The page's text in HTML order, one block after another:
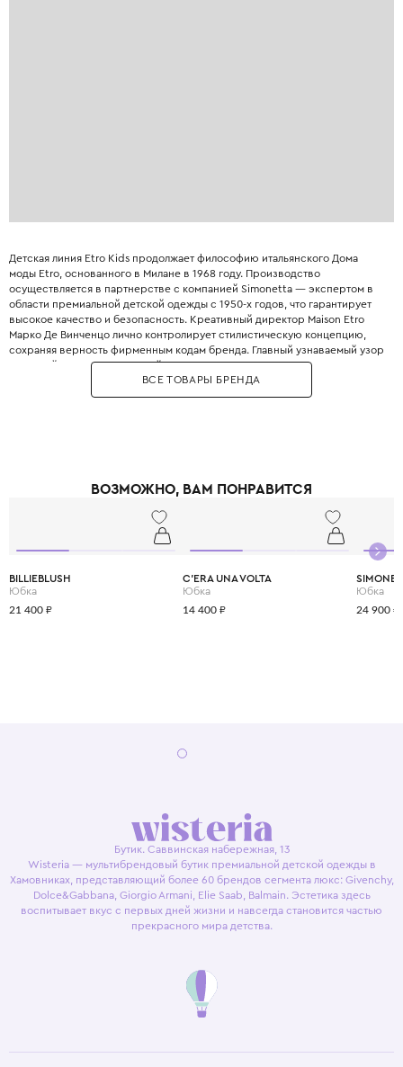
Детская линия Etro Kids продолжает философию итальянского Дома
моды Etro, основанного в Милане в 1968 году. Производство
осуществляется в партнерстве с компанией Simonetta — экспертом в
области премиальной детской одежды с 1950-х годов, что гарантирует
высокое качество и безопасность. Креативный директор Maison Etro
Марко Де Винченцо лично контролирует стилистическую концепцию,
сохраняя верность фирменным кодам бренда. Главный узнаваемый узор
Etro - пейсли, вдохновленный восточными мотивами, - украшает платья,
рубашки, бомберы и аксессуары. Другим важным символом является
мифический Пегас «pegaso», который появляется на джинсах, сумках и
новорожденных. Многие вещи создаются с использованием
добавляя уникальность и заботясь об экологии. Цветовая гамма строится
на глубоких благородных оттенках: карамельном, темно-сливовом и
фирменном синем Etro. Выбирая Etro Kids, вы дарите ребенку не просто
наследию и научиться ценить истинное качество.
ВСЕ ТОВАРЫ БРЕНДА
ВОЗМОЖНО, ВАМ ПОНРАВИТСЯ
BILLIEBLUSH
Юбка
21 400 ₽
C'ERA UNA VOLTA
Юбка
14 400 ₽
Юбка
24 900 ₽
Бутик. Саввинская набережная, 13
Wisteria — мультибрендовый бутик премиальной детской одежды в
Хамовниках, представляющий более 60 брендов сегмента люкс: Givenchy,
Dolce&Gabbana, Giorgio Armani, Elie Saab, Balmain. Эстетика здесь
воспитывает вкус с первых дней жизни и навсегда становится частью
прекрасного мира детства.